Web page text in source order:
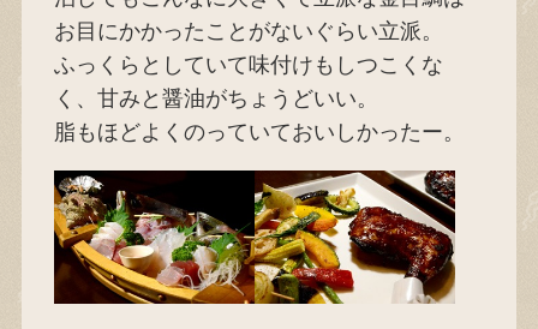
お目にかかったことがないぐらい立派。
ふっくらとしていて味付けもしつこくな
く、甘みと醤油がちょうどいい。
脂もほどよくのっていておいしかったー。